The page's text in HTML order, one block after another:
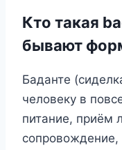
Кто такая
бывают
Баданте
человеку в
питание, приём